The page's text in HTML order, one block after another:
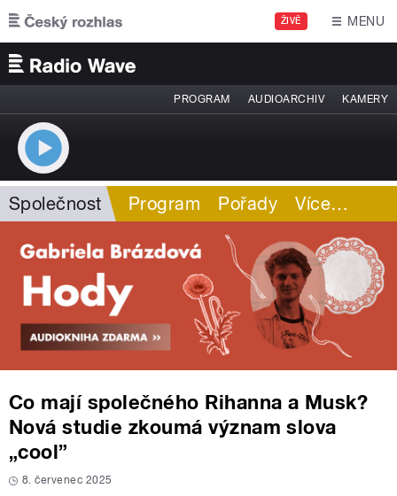
Přejít k hlavnímu obsahu
ŽIVĚ MENU
PROGRAM AUDIOARCHIV KAMERY
Společnost Program Pořady Více…
Co mají společného Rihanna a Musk?
Nová studie zkoumá význam slova
„cool”
8. červenec 2025